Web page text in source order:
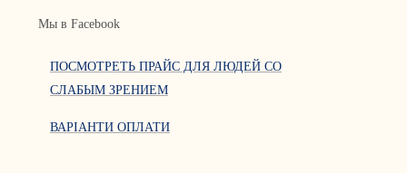
Мы в Facebook
ПОСМОТРЕТЬ ПРАЙС ДЛЯ ЛЮДЕЙ СО
СЛАБЫМ ЗРЕНИЕМ
ВАРІАНТИ ОПЛАТИ